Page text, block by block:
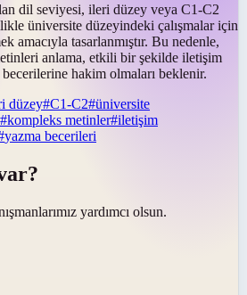
dil seviyesi, ileri düzey veya C1-C2
üniversite düzeyindeki çalışmalar için
amacıyla tasarlanmıştır. Bu nedenle,
anlama, etkili bir şekilde iletişim
hakim olmaları beklenir.
düzey#C1-C2#üniversite
#kompleks metinler#iletişim
yazma becerileri
yardımcı olsun.